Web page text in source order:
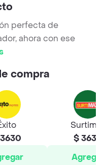
perfecta de
ahora con ese
compra
$ 3630
Agregar